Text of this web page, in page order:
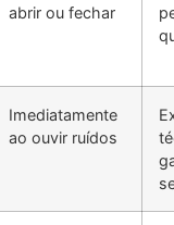
abrir ou fechar
Imediatamente
ao ouvir ruídos